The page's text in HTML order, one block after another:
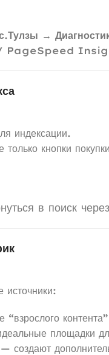
→
/ PageSpeed
индексации.
кнопки
в поиск
источники:
площадки
— создают